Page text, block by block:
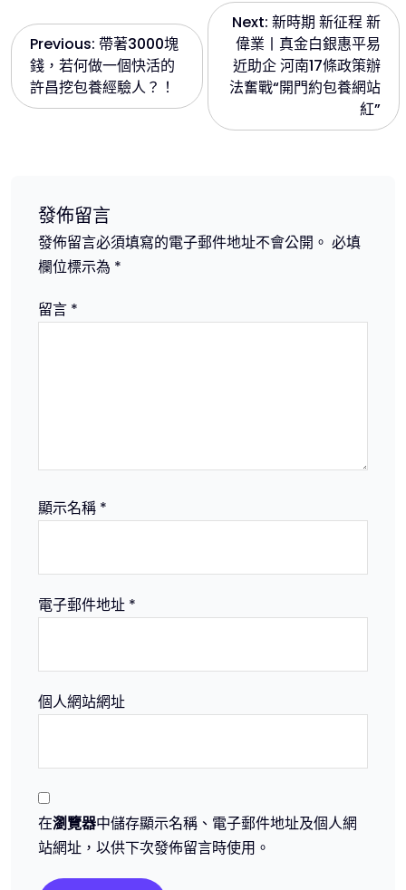
文
章
導
Previous: 帶著3000塊
錢，若何做一個快活的
許昌挖包養經驗人？！
Next: 新時期 新征程 新
偉業丨真金白銀惠平易
近助企 河南17條政策辦
法奮戰“開門約包養網站
紅”
發佈留言
發佈留言必須填寫的電子郵件地址不會公開。 必填
欄位標示為 *
留言 *
顯示名稱 *
電子郵件地址 *
個人網站網址
在瀏覽器中儲存顯示名稱、電子郵件地址及個人網
站網址，以供下次發佈留言時使用。